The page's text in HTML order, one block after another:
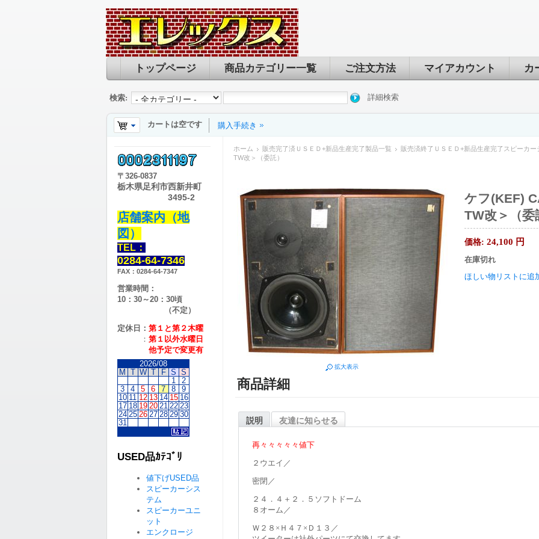
トップページ 商品カテゴリー一覧 ご注文方法 マイアカウント カ
検索: 詳細検索
カートは空です 購入手続き
ホーム 販売完了済ＵＳＥＤ+新品生産完了製品一覧
販売済終了ＵＳＥＤ+新品生産完了スピーカー
TW改＞（委託）
拡大表示
ケフ(KEF)
TW改＞（委
価格: 24,100 円
在庫切れ
ほしい物リストに追
商品詳細
説明 友達に知らせる
再々々々々 々 値下
２ウエイ／
密閉／
２４．４＋２．５ソフトドーム
８オーム／
Ｗ２８×Ｈ４７×Ｄ１３／
〒 326-0837
栃木県足利市西新井町
3495-2
店舗案内（地
図）
TEL：
0284-64-7346
FAX：0284-64-7347
営業時間：
10：30～20：30頃
（不定）
定休日： 第１と第２木曜
： 第１以外水曜日
他予定で変更有
2026/08
M
T W T F S S
1
2
3
4 5 6 7 8
9
10 11 12 13 14 15 16
17 18 19 20 21 22 23
24 25 26 27 28 29 30
31
USED品ｶﾃｺﾞﾘ
値下げUSED品
スピーカーシス
テム
スピーカーユニ
ット
エンクロージ